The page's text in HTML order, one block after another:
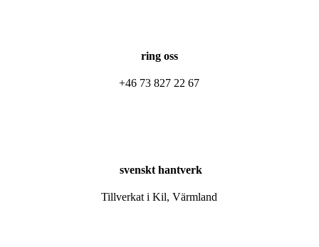
ring oss
+46 73 827 22 67
svenskt hantverk
Tillverkat i Kil, Värmland